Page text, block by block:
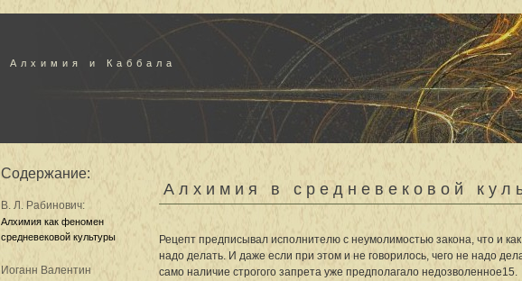
Алхимия и Каббала
Содержание:
В. Л. Рабинович:
Алхимия как феномен
средневековой культуры
Иоганн Валентин
Алхимия в средневековой
Рецепт предписывал исполнителю с неумолимостью закона, что и как
надо делать. И даже если при этом и не говорилось, чего не надо
само наличие строгого запрета уже предполагало недозволенное15.